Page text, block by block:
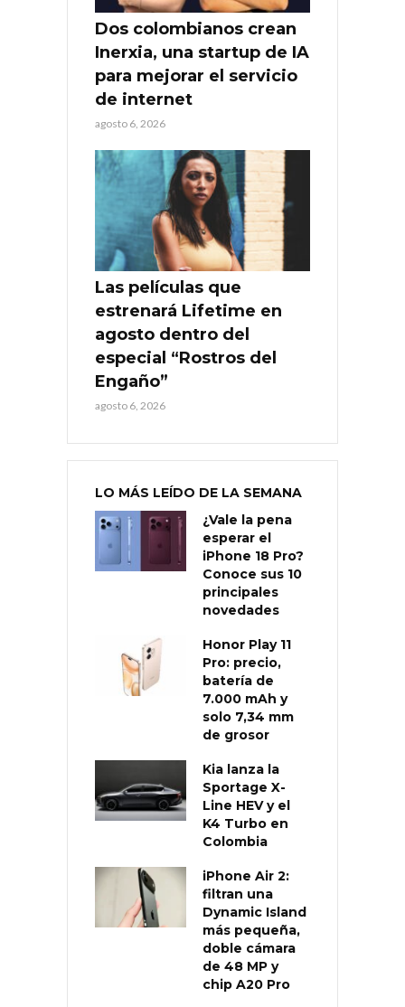
Dos colombianos crean
Inerxia, una startup de IA
para mejorar el servicio
de internet
agosto 6, 2026
Las películas que
estrenará Lifetime en
agosto dentro del
especial “Rostros del
Engaño”
agosto 6, 2026
LO MÁS LEÍDO DE LA SEMANA
¿Vale la pena
esperar el
iPhone 18 Pro?
Conoce sus 10
principales
novedades
Honor Play 11
Pro: precio,
batería de
7.000 mAh y
solo 7,34 mm
de grosor
Kia lanza la
Sportage X-
Line HEV y el
K4 Turbo en
Colombia
iPhone Air 2:
filtran una
Dynamic Island
más pequeña,
doble cámara
de 48 MP y
chip A20 Pro